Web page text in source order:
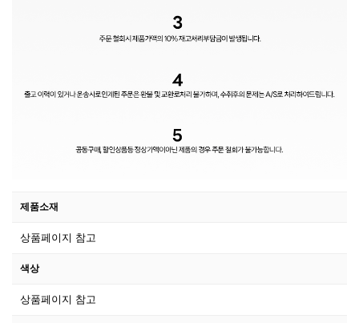
제품소재
상품페이지 참고
색상
상품페이지 참고